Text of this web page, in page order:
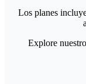
Los planes
Explore